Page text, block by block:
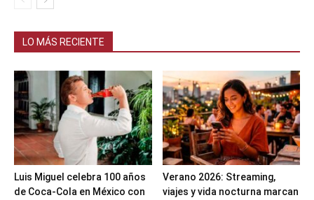
LO MÁS RECIENTE
Luis Miguel celebra 100 años
de Coca-Cola en México con
Verano 2026: Streaming,
viajes y vida nocturna marcan